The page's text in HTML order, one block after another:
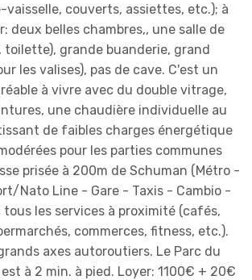
couverts, assiettes, etc.); à
deux belles chambres,, une salle de
toilette), grande buanderie, grand
les valises), pas de cave. C'est un
à vivre avec du double vitrage,
une chaudière individuelle au
de faibles charges énergétique
pour les parties communes
prisée à 200m de Schuman (Métro -
Nato Line - Gare - Taxis - Cambio -
tous les services à proximité (cafés,
commerces, fitness, etc.).
axes autoroutiers. Le Parc du
à 2 min. à pied. Loyer: 1100€ + 20€